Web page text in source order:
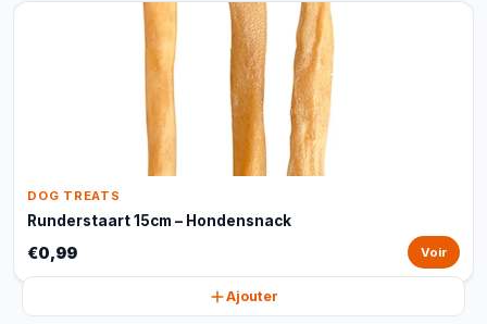
DOG TREATS
Runderstaart 15cm – Hondensnack
€0,99 Voir
Ajouter